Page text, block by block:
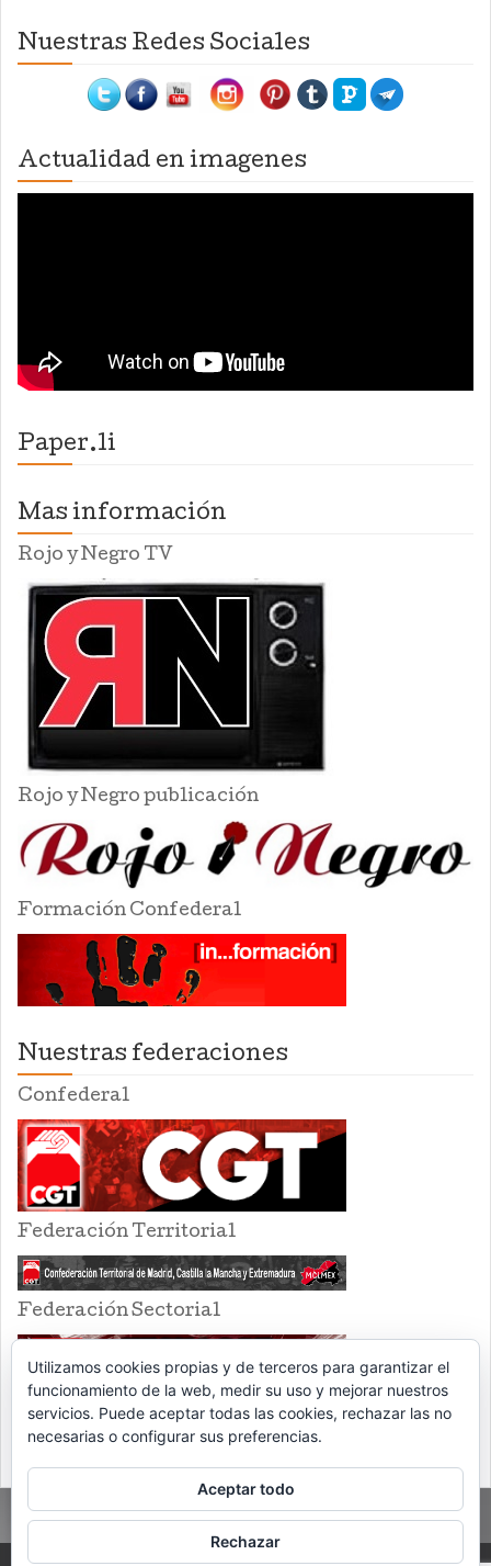
Nuestras Redes Sociales
Actualidad en imagenes
Paper.li
Mas información
Rojo y Negro TV
Rojo y Negro publicación
Formación Confederal
Nuestras federaciones
Confederal
Federación Territorial
Federación Sectorial
Utilizamos cookies propias y de terceros para garantizar el
funcionamiento de la web, medir su uso y mejorar nuestros
servicios. Puede aceptar todas las cookies, rechazar las no
necesarias o configurar sus preferencias.
Aceptar todo
Rechazar